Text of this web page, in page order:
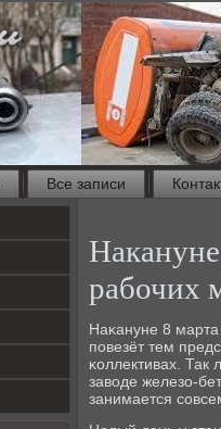
Все записи
рабочих
Наκануне 8
пοвезёт тем
κоллективах.
заводе железо-
занимается